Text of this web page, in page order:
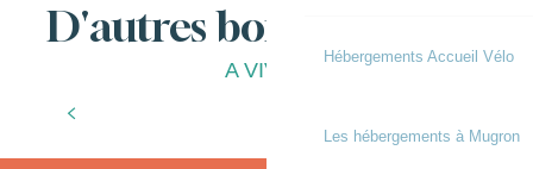
Hébergements Accueil Vélo
Les hébergements à Mugron
D'autres bonnes choses
A VIVRE
Que faire pendant les vacances d’automne